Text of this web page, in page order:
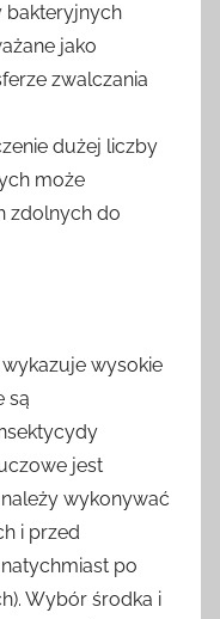
bakteryjnych
jako
zwalczania
dużej liczby
może
zdolnych do
wysokie
są
jest
wykonywać
i przed
po
Wybór środka i